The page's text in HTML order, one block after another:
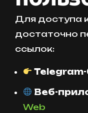
Для доступа
достаточно
ссылок:
Веб-
Web